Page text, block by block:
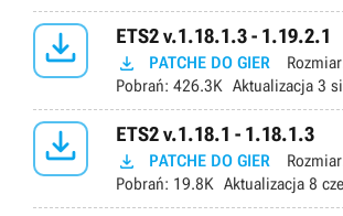
 ETS2 v.1.18.1.3 - 1.19.2.1
 PATCHE DO GIER
Pobrań: 426.3K Aktualizacja 3
 ETS2 v.1.18.1 - 1.18.1.3
 PATCHE DO GIER
Pobrań: 19.8K Aktualizacja 8